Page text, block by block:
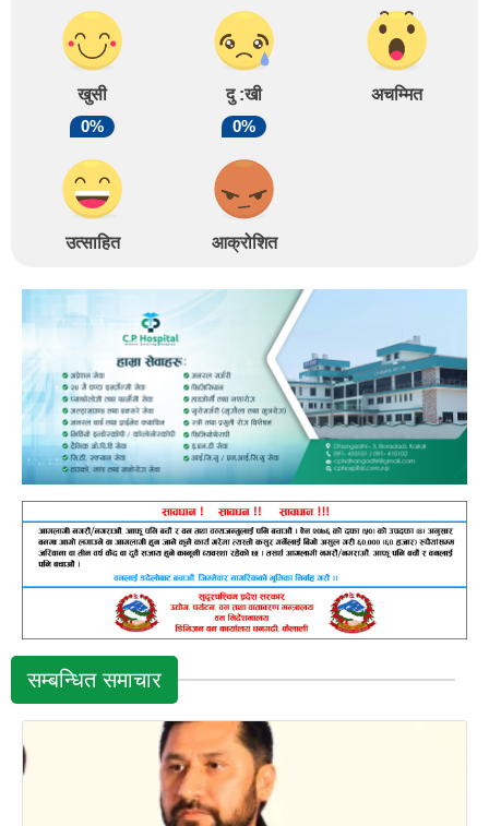
खुसी दु :खी
अचम्मित
0%
उत्साहित
0%
आक्रोशित
सम्बन्धित समाचार